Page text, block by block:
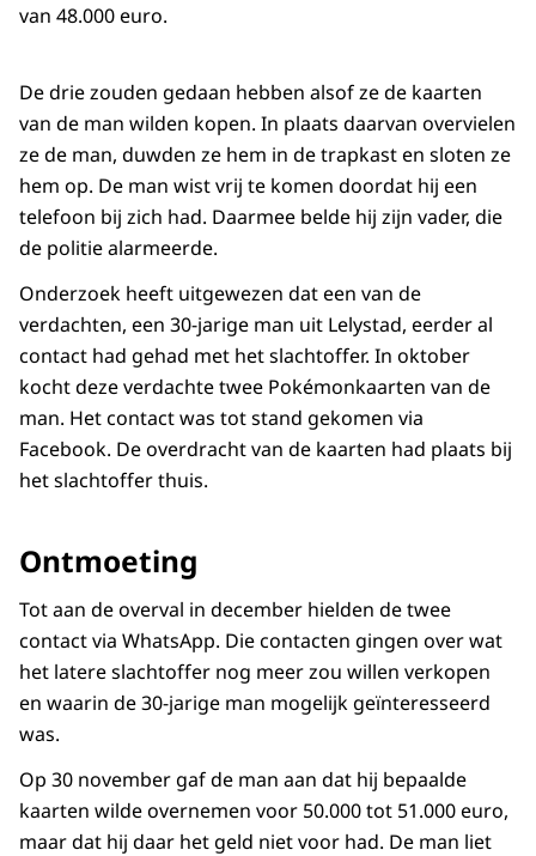
van 48.000 euro.
De drie zouden gedaan hebben alsof ze de kaarten
van de man wilden kopen. In plaats daarvan overvielen
ze de man, duwden ze hem in de trapkast en sloten ze
hem op. De man wist vrij te komen doordat hij een
telefoon bij zich had. Daarmee belde hij zijn vader, die
de politie alarmeerde.
Onderzoek heeft uitgewezen dat een van de
verdachten, een 30-jarige man uit Lelystad, eerder al
contact had gehad met het slachtoffer. In oktober
kocht deze verdachte twee Pokémonkaarten van de
man. Het contact was tot stand gekomen via
Facebook. De overdracht van de kaarten had plaats bij
het slachtoffer thuis.
Ontmoeting
Tot aan de overval in december hielden de twee
contact via WhatsApp. Die contacten gingen over wat
het latere slachtoffer nog meer zou willen verkopen
en waarin de 30-jarige man mogelijk geïnteresseerd
was.
Op 30 november gaf de man aan dat hij bepaalde
kaarten wilde overnemen voor 50.000 tot 51.000 euro,
maar dat hij daar het geld niet voor had. De man liet